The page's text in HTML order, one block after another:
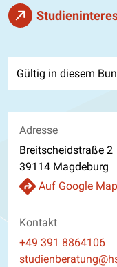
Gültig in diesem
Adresse
Breitscheidstraße 2
39114 Magdeburg
Auf Google
Kontakt
Telefon
+49 391 8864106
E-Mail